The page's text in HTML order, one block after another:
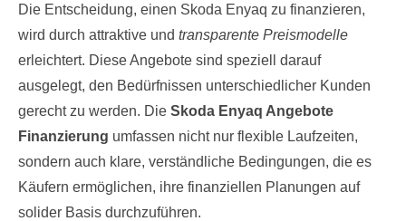
Die Entscheidung, einen Skoda Enyaq zu finanzieren,
wird durch attraktive und transparente Preismodelle
erleichtert. Diese Angebote sind speziell darauf
ausgelegt, den Bedürfnissen unterschiedlicher Kunden
gerecht zu werden. Die Skoda Enyaq Angebote
Finanzierung umfassen nicht nur flexible Laufzeiten,
sondern auch klare, verständliche Bedingungen, die es
Käufern ermöglichen, ihre finanziellen Planungen auf
solider Basis durchzuführen.